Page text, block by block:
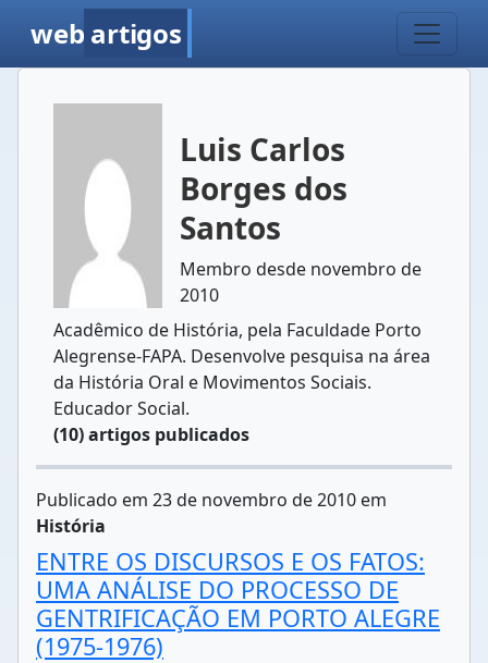
web artigos
Luis Carlos
Borges dos
Santos
Membro desde novembro de
2010
Acadêmico de História, pela Faculdade Porto
Alegrense-FAPA. Desenvolve pesquisa na área
da História Oral e Movimentos Sociais.
Educador Social.
(10) artigos publicados
Publicado em 23 de novembro de 2010 em
História
ENTRE OS DISCURSOS E OS FATOS:
UMA ANÁLISE DO PROCESSO DE
GENTRIFICAÇÃO EM PORTO ALEGRE
(1975-1976)